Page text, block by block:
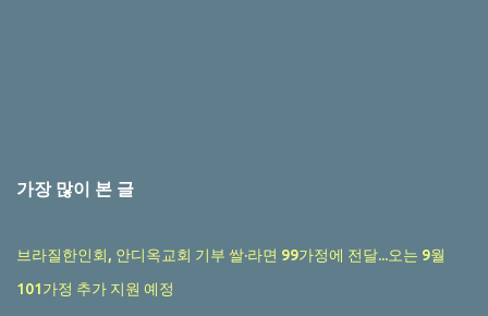
가장 많이 본 글
브라질한인회, 안디옥교회 기부 쌀·라면 99가정에 전달...오는 9월
101가정 추가 지원 예정